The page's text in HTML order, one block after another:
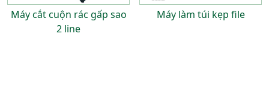
Máy cắt cuộn rác gấp sao
2 line
Máy làm túi kẹp file